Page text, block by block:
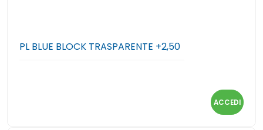
PL BLUE BLOCK TRASPARENTE +2,50
ACCEDI